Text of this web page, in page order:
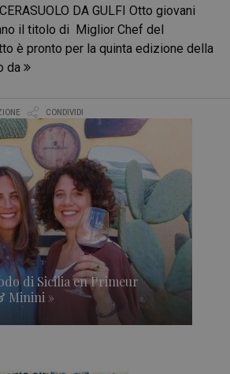
DA GULFI Otto giovani
il titolo di Miglior Chef del
è pronto per la quinta edizione della
da
CONDIVIDI
di Sicilia en Primeur
Minini »